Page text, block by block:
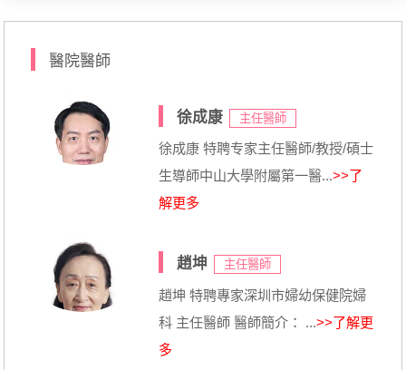
醫院醫師
徐成康 主任醫師
徐成康 特聘专家主任醫師/教授/碩士
生導師中山大學附屬第一醫...>>了
解更多
趙坤 主任醫師
趙坤 特聘專家深圳市婦幼保健院婦
科 主任醫師 醫師簡介： ...>>了解更
多